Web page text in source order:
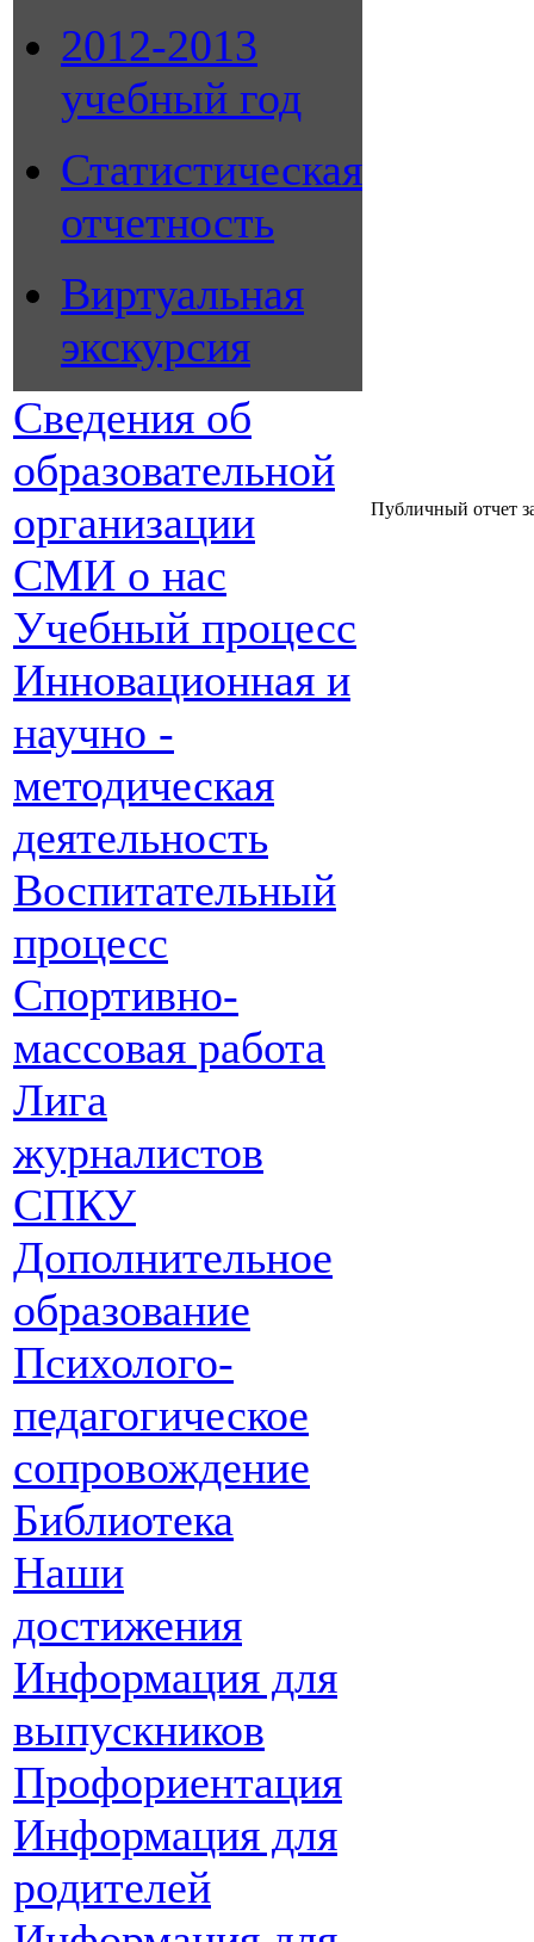
2012-2013
учебный год
Статистическая
отчетность
Виртуальная
экскурсия
Сведения об
образовательной
организации
СМИ о нас
Учебный процесс
Инновационная и
научно -
методическая
деятельность
Воспитательный
процесс
Спортивно-
массовая работа
Лига
журналистов
СПКУ
Дополнительное
образование
Психолого-
педагогическое
сопровождение
Библиотека
Наши
достижения
Информация для
выпускников
Профориентация
Информация для
родителей
Публичный отчет